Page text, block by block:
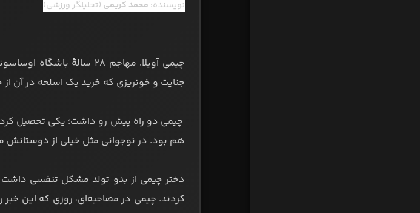
نویسنده: محمد کریمی (تحلیلگر ورزشی)
چیمی آویلا، مهاجم ۲۸
جنایت و خونریزی که خرید یک اسلحه در آن
چیمی دو راه پیش رو داشت؛ یکی تحصیل
هم بود. در نوجوانی مثل خیلی از دوستانش
دختر چیمی از بدو تولد مشکل تنفسی داشت
کردند. چیمی در مصاحبه‌ای، روزی که این